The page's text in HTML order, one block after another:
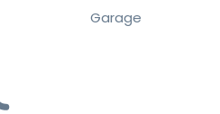
Garage